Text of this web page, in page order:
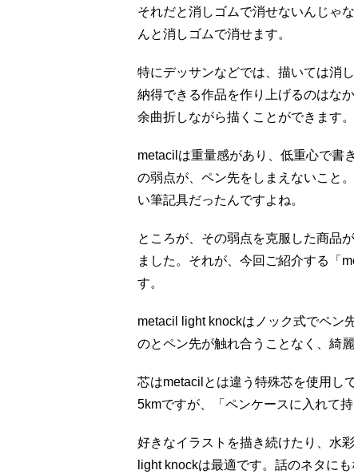
それだと消しゴムで消せないんじゃ
んと消しゴムで消せます。
特にデッサンなどでは、描いては消
納得できる作品を作り上げるのはな
余曲折しながら描くことができます。
metacilは重量感があり、低重心で書
の弱点が、ペン先をしまえないこと
い筆記具だったんですよね。
ところが、その弱点を克服した商品
ました。それが、今回ご紹介する「
す。
metacil light knockはノック式でペン
のとペン先が触れ合うことなく、綺
芯はmetacilとは違う特殊芯を使用し
5kmですが、「ペンケースに入れて
好きなイラストを描き続けたり、水
light knockは最適です。話のネタに